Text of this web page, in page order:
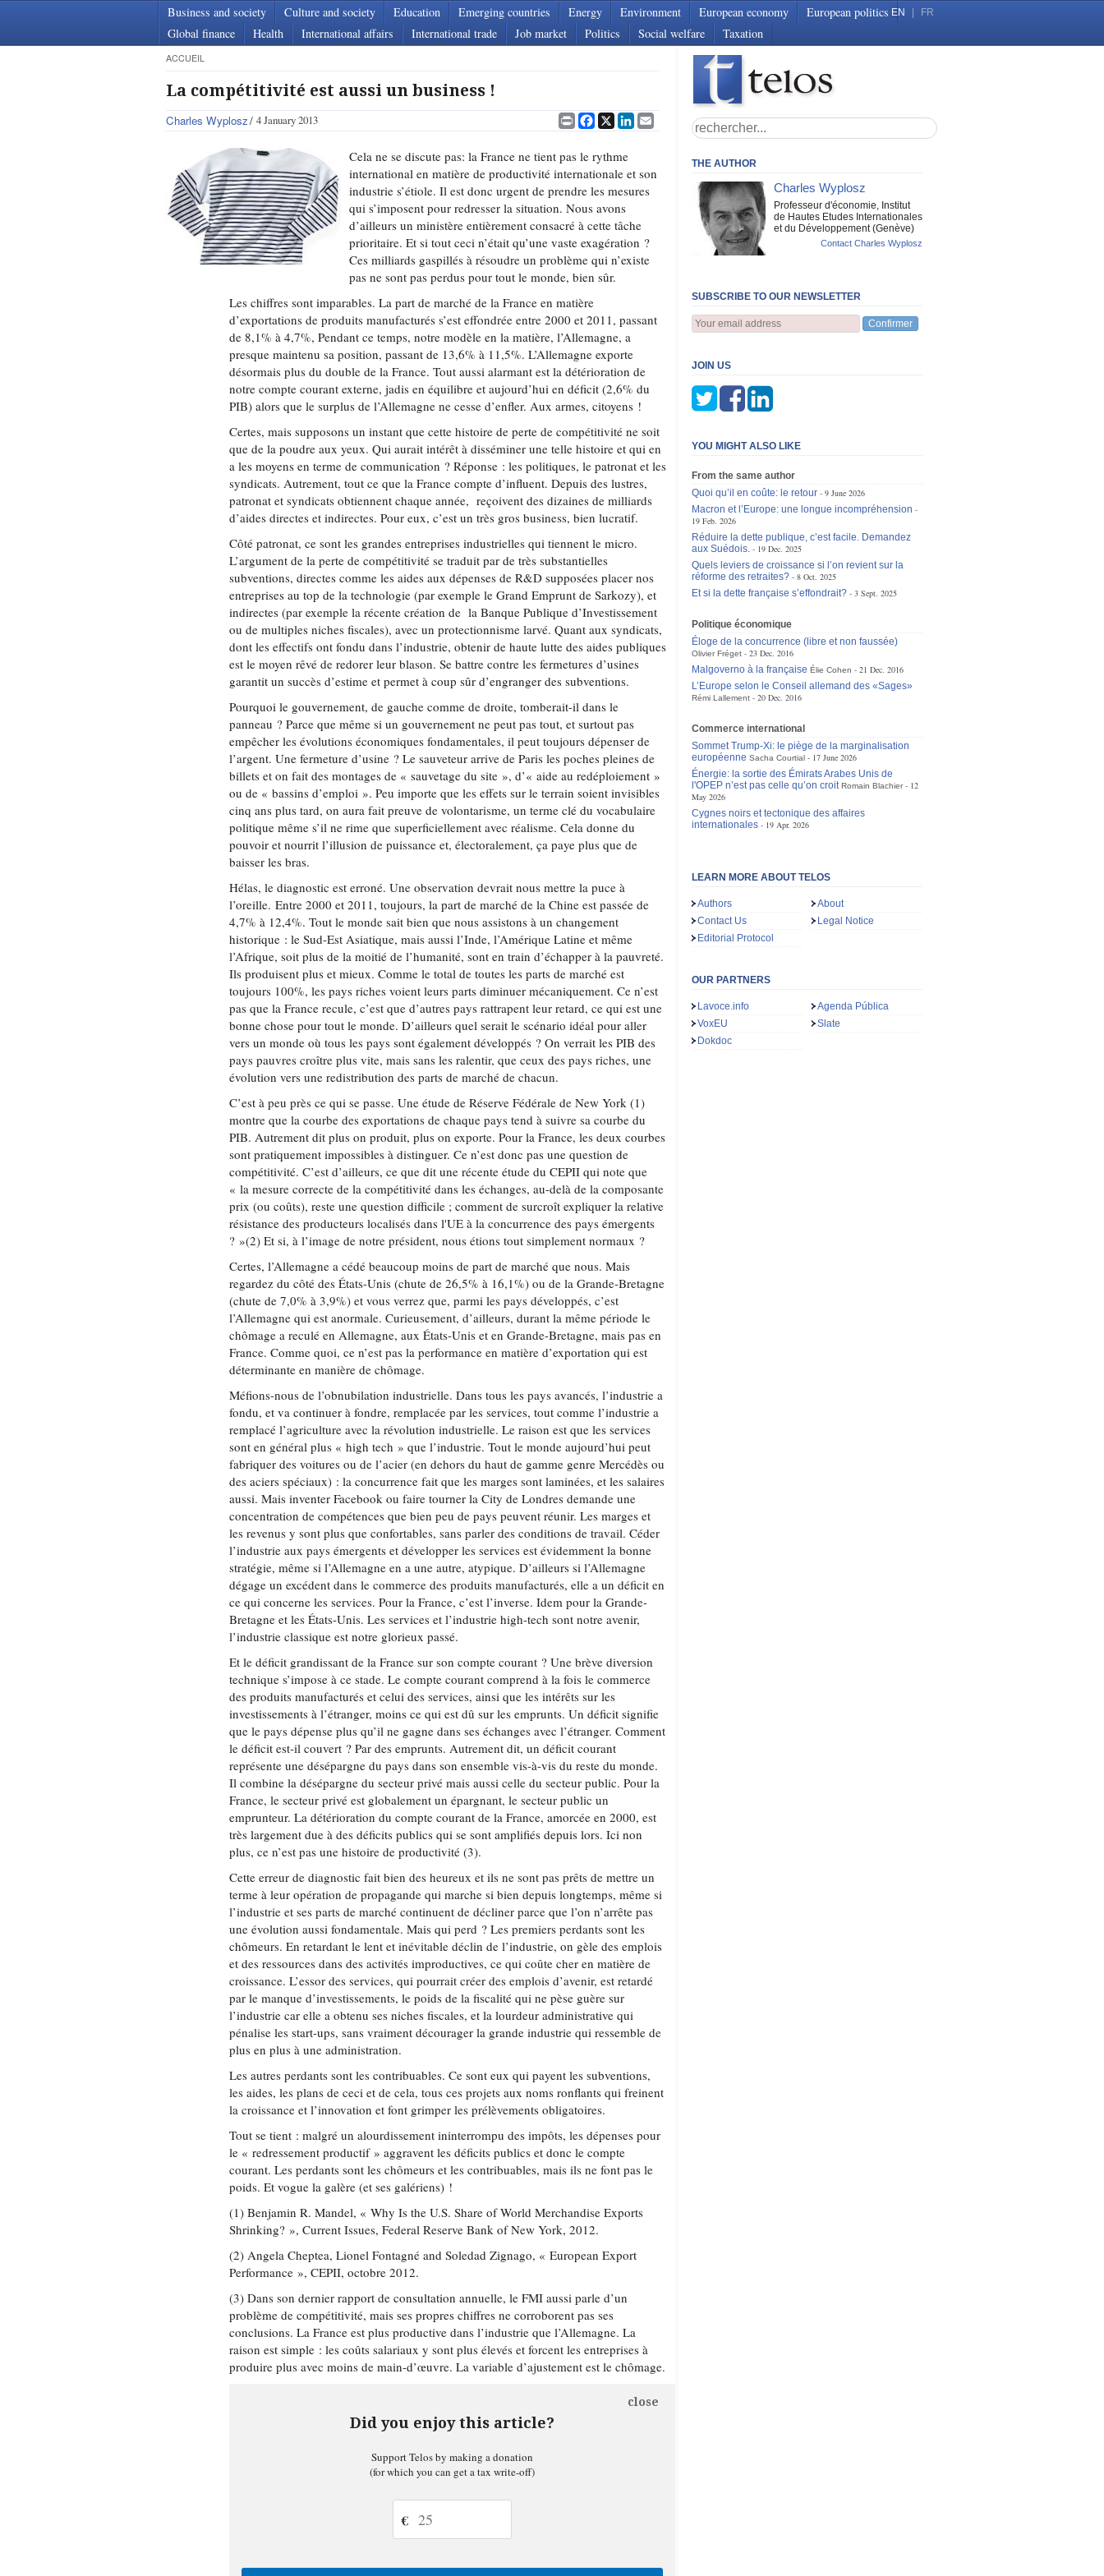
Business and society Culture and society Education Emerging countries Energy Environment European economy
European politics
Global finance
Health International affairs International trade Job market Politics Social welfare Taxation
EN FR
ACCUEIL
La compétitivité est aussi un business !
Charles Wyplosz 4 January 2013 PrintFacebook
X LinkedIn
Email
Cela ne se discute pas: la France ne tient pas le rythme
international en matière de productivité internationale et son
industrie s’étiole. Il est donc urgent de prendre les mesures
qui s’imposent pour redresser la situation. Nous avons
d’ailleurs un ministère entièrement consacré à cette tâche
prioritaire. Et si tout ceci n’était qu’une vaste exagération ?
Ces milliards gaspillés à résoudre un problème qui n’existe
pas ne sont pas perdus pour tout le monde, bien sûr.
Les chiffres sont imparables. La part de marché de la France en matière
d’exportations de produits manufacturés s’est effondrée entre 2000 et 2011, passant
de 8,1% à 4,7%, Pendant ce temps, notre modèle en la matière, l’Allemagne, a
presque maintenu sa position, passant de 13,6% à 11,5%. L’Allemagne exporte
désormais plus du double de la France. Tout aussi alarmant est la détérioration de
notre compte courant externe, jadis en équilibre et aujourd’hui en déficit (2,6% du
PIB) alors que le surplus de l’Allemagne ne cesse d’enfler. Aux armes, citoyens !
Certes, mais supposons un instant que cette histoire de perte de compétitivité ne soit
que de la poudre aux yeux. Qui aurait intérêt à disséminer une telle histoire et qui en
a les moyens en terme de communication ? Réponse : les politiques, le patronat et les
syndicats. Autrement, tout ce que la France compte d’influent. Depuis des lustres,
patronat et syndicats obtiennent chaque année, reçoivent des dizaines de milliards
d’aides directes et indirectes. Pour eux, c’est un très gros business, bien lucratif.
Côté patronat, ce sont les grandes entreprises industrielles qui tiennent le micro.
L’argument de la perte de compétitivité se traduit par de très substantielles
subventions, directes comme les aides aux dépenses de R&D supposées placer nos
entreprises au top de la technologie (par exemple le Grand Emprunt de Sarkozy), et
indirectes (par exemple la récente création de la Banque Publique d’Investissement
ou de multiples niches fiscales), avec un protectionnisme larvé. Quant aux syndicats,
dont les effectifs ont fondu dans l’industrie, obtenir de haute lutte des aides publiques
est le moyen rêvé de redorer leur blason. Se battre contre les fermetures d’usines
garantit un succès d’estime et permet à coup sûr d’engranger des subventions.
Pourquoi le gouvernement, de gauche comme de droite, tomberait-il dans le
panneau ? Parce que même si un gouvernement ne peut pas tout, et surtout pas
empêcher les évolutions économiques fondamentales, il peut toujours dépenser de
l’argent. Une fermeture d’usine ? Le sauveteur arrive de Paris les poches pleines de
billets et on fait des montages de « sauvetage du site », d’« aide au redéploiement »
ou de « bassins d’emploi ». Peu importe que les effets sur le terrain soient invisibles
cinq ans plus tard, on aura fait preuve de volontarisme, un terme clé du vocabulaire
politique même s’il ne rime que superficiellement avec réalisme. Cela donne du
pouvoir et nourrit l’illusion de puissance et, électoralement, ça paye plus que de
baisser les bras.
Hélas, le diagnostic est erroné. Une observation devrait nous mettre la puce à
l’oreille. Entre 2000 et 2011, toujours, la part de marché de la Chine est passée de
4,7% à 12,4%. Tout le monde sait bien que nous assistons à un changement
historique : le Sud-Est Asiatique, mais aussi l’Inde, l’Amérique Latine et même
l’Afrique, soit plus de la moitié de l’humanité, sont en train d’échapper à la pauvreté.
Ils produisent plus et mieux. Comme le total de toutes les parts de marché est
toujours 100%, les pays riches voient leurs parts diminuer mécaniquement. Ce n’est
pas que la France recule, c’est que d’autres pays rattrapent leur retard, ce qui est une
bonne chose pour tout le monde. D’ailleurs quel serait le scénario idéal pour aller
vers un monde où tous les pays sont également développés ? On verrait les PIB des
pays pauvres croître plus vite, mais sans les ralentir, que ceux des pays riches, une
évolution vers une redistribution des parts de marché de chacun.
C’est à peu près ce qui se passe. Une étude de Réserve Fédérale de New York (1)
montre que la courbe des exportations de chaque pays tend à suivre sa courbe du
PIB. Autrement dit plus on produit, plus on exporte. Pour la France, les deux courbes
sont pratiquement impossibles à distinguer. Ce n’est donc pas une question de
compétitivité. C’est d’ailleurs, ce que dit une récente étude du CEPII qui note que
« la mesure correcte de la compétitivité dans les échanges, au-delà de la composante
prix (ou coûts), reste une question difficile ; comment de surcroît expliquer la relative
résistance des producteurs localisés dans l'UE à la concurrence des pays émergents
? »(2) Et si, à l’image de notre président, nous étions tout simplement normaux ?
Certes, l’Allemagne a cédé beaucoup moins de part de marché que nous. Mais
regardez du côté des États-Unis (chute de 26,5% à 16,1%) ou de la Grande-Bretagne
(chute de 7,0% à 3,9%) et vous verrez que, parmi les pays développés, c’est
l’Allemagne qui est anormale. Curieusement, d’ailleurs, durant la même période le
chômage a reculé en Allemagne, aux États-Unis et en Grande-Bretagne, mais pas en
France. Comme quoi, ce n’est pas la performance en matière d’exportation qui est
déterminante en manière de chômage.
Méfions-nous de l’obnubilation industrielle. Dans tous les pays avancés, l’industrie a
fondu, et va continuer à fondre, remplacée par les services, tout comme l’industrie a
remplacé l’agriculture avec la révolution industrielle. Le raison est que les services
sont en général plus « high tech » que l’industrie. Tout le monde aujourd’hui peut
fabriquer des voitures ou de l’acier (en dehors du haut de gamme genre Mercédès ou
des aciers spéciaux) : la concurrence fait que les marges sont laminées, et les salaires
aussi. Mais inventer Facebook ou faire tourner la City de Londres demande une
concentration de compétences que bien peu de pays peuvent réunir. Les marges et
les revenus y sont plus que confortables, sans parler des conditions de travail. Céder
l’industrie aux pays émergents et développer les services est évidemment la bonne
stratégie, même si l’Allemagne en a une autre, atypique. D’ailleurs si l’Allemagne
dégage un excédent dans le commerce des produits manufacturés, elle a un déficit en
ce qui concerne les services. Pour la France, c’est l’inverse. Idem pour la Grande-
Bretagne et les États-Unis. Les services et l’industrie high-tech sont notre avenir,
l’industrie classique est notre glorieux passé.
Et le déficit grandissant de la France sur son compte courant ? Une brève diversion
technique s’impose à ce stade. Le compte courant comprend à la fois le commerce
des produits manufacturés et celui des services, ainsi que les intérêts sur les
investissements à l’étranger, moins ce qui est dû sur les emprunts. Un déficit signifie
que le pays dépense plus qu’il ne gagne dans ses échanges avec l’étranger. Comment
le déficit est-il couvert ? Par des emprunts. Autrement dit, un déficit courant
représente une désépargne du pays dans son ensemble vis-à-vis du reste du monde.
Il combine la désépargne du secteur privé mais aussi celle du secteur public. Pour la
France, le secteur privé est globalement un épargnant, le secteur public un
emprunteur. La détérioration du compte courant de la France, amorcée en 2000, est
très largement due à des déficits publics qui se sont amplifiés depuis lors. Ici non
plus, ce n’est pas une histoire de productivité (3).
Cette erreur de diagnostic fait bien des heureux et ils ne sont pas prêts de mettre un
terme à leur opération de propagande qui marche si bien depuis longtemps, même si
l’industrie et ses parts de marché continuent de décliner parce que l’on n’arrête pas
une évolution aussi fondamentale. Mais qui perd ? Les premiers perdants sont les
chômeurs. En retardant le lent et inévitable déclin de l’industrie, on gèle des emplois
et des ressources dans des activités improductives, ce qui coûte cher en matière de
croissance. L’essor des services, qui pourrait créer des emplois d’avenir, est retardé
par le manque d’investissements, le poids de la fiscalité qui ne pèse guère sur
l’industrie car elle a obtenu ses niches fiscales, et la lourdeur administrative qui
pénalise les start-ups, sans vraiment décourager la grande industrie qui ressemble de
plus en plus à une administration.
Les autres perdants sont les contribuables. Ce sont eux qui payent les subventions,
les aides, les plans de ceci et de cela, tous ces projets aux noms ronflants qui freinent
la croissance et l’innovation et font grimper les prélèvements obligatoires.
Tout se tient : malgré un alourdissement ininterrompu des impôts, les dépenses pour
le « redressement productif » aggravent les déficits publics et donc le compte
courant. Les perdants sont les chômeurs et les contribuables, mais ils ne font pas le
poids. Et vogue la galère (et ses galériens) !
(1) Benjamin R. Mandel, « Why Is the U.S. Share of World Merchandise Exports
Shrinking? », Current Issues, Federal Reserve Bank of New York, 2012.
(2) Angela Cheptea, Lionel Fontagné and Soledad Zignago, « European Export
Performance », CEPII, octobre 2012.
(3) Dans son dernier rapport de consultation annuelle, le FMI aussi parle d’un
problème de compétitivité, mais ses propres chiffres ne corroborent pas ses
conclusions. La France est plus productive dans l’industrie que l’Allemagne. La
raison est simple : les coûts salariaux y sont plus élevés et forcent les entreprises à
produire plus avec moins de main-d’œuvre. La variable d’ajustement est le chômage.
Did you enjoy this article?
close
Support Telos by making a donation
(for which you can get a tax write-off)
€
THE AUTHOR
Charles Wyplosz
Professeur d'économie, Institut
de Hautes Etudes Internationales
et du Développement (Genève)
Contact Charles Wyplosz
SUBSCRIBE TO OUR NEWSLETTER
Confirmer
JOIN US
YOU MIGHT ALSO LIKE
From the same author
Quoi qu’il en coûte: le retour
9 June 2026
Macron et l’Europe: une longue incompréhension
19 Feb. 2026
Réduire la dette publique, c’est facile. Demandez
aux Suédois.
19 Dec. 2025
Quels leviers de croissance si l’on revient sur la
réforme des retraites?
8 Oct. 2025
Et si la dette française s’effondrait?
3 Sept. 2025
Politique économique
Éloge de la concurrence (libre et non faussée)
Olivier Fréget
23 Dec. 2016
Malgoverno à la française Élie Cohen
21 Dec. 2016
L’Europe selon le Conseil allemand des «Sages»
Rémi Lallement 20 Dec. 2016
Commerce international
Sommet Trump-Xi: le piège de la marginalisation
européenne Sacha Courtial
17 June 2026
Énergie: la sortie des Émirats Arabes Unis de
l'OPEP n’est pas celle qu’on croit Romain Blachier
12
May 2026
Cygnes noirs et tectonique des affaires
internationales
19 Apr. 2026
LEARN MORE ABOUT TELOS
Authors
About
Contact Us
Legal Notice
Editorial Protocol
OUR PARTNERS
Lavoce.info
Agenda Pública
VoxEU
Slate
Dokdoc